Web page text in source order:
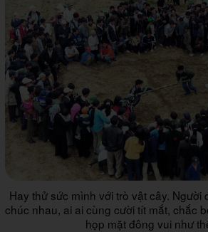
Hay thử sức mình với trò vật cây. Người
chúc nhau, ai ai cùng cười tít mắt, chắc
họp mặt đông vui như